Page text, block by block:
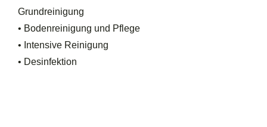
Grundreinigung
• Bodenreinigung und Pflege
• Intensive Reinigung
• Desinfektion